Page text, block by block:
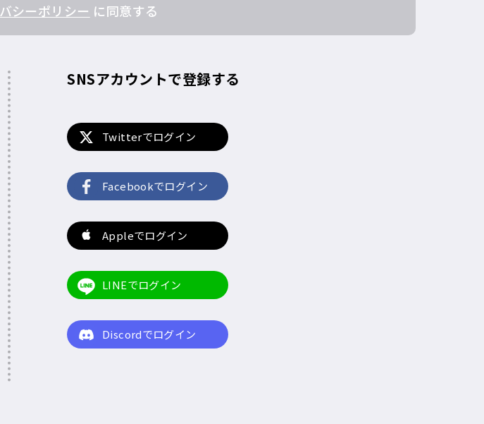
シーポリシー に同意する
SNSアカウントで登録する
Twitterでログイン
Facebookでログイン
Appleでログイン
LINEでログイン
Discordでログイン